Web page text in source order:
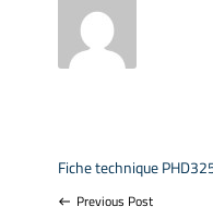
Fiche technique
west Previous Post